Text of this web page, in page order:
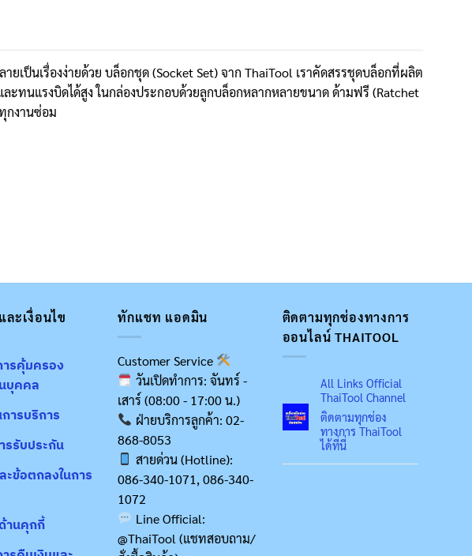
เป็นเรื่องง่ายด้วย บล็อกชุด (Socket Set) จาก ThaiTool เราคัดสรรชุดบล็อกที่ผลิต
ละทนแรงบิดได้สูง ในกล่องประกอบด้วยลูกบล็อกหลากหลายขนาด ด้ามฟรี (Ratchet
กงานซ่อม
ละเงื่อนไข
ารคุ้มครอง
บุคคล
ารบริการ
รรับประกัน
ะข้อตกลงในการ
านคุกกี้
ทักแชท แอดมิน
Customer Service
วันเปิดทำการ: จันทร์ -
เสาร์ (08:00 - 17:00 น.)
ฝ่ายบริการลูกค้า: 02-
868-8053
สายด่วน (Hotline):
086-340-1071, 086-340-
1072
Line Official:
@ThaiTool (แชทสอบถาม/
ติดตามทุกช่องทางการ
ออนไลน์ THAITOOL
All Links Official
ThaiTool Channel
ติดตามทุกช่อง
ทางการ ThaiTool
ได้ที่นี่